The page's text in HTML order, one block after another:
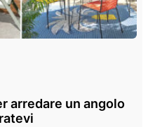
arredare un angolo